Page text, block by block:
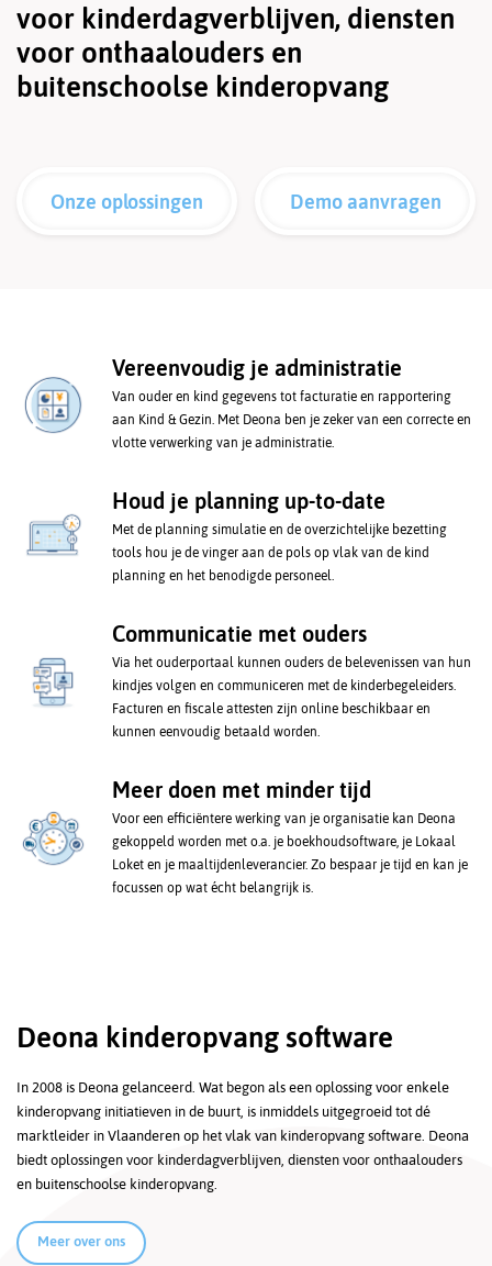
voor kinderdagverblijven, diensten
voor onthaalouders en
buitenschoolse kinderopvang
Onze oplossingen Demo aanvragen
Vereenvoudig je administratie
Van ouder en kind gegevens tot facturatie en rapportering
aan Kind & Gezin. Met Deona ben je zeker van een correcte en
vlotte verwerking van je administratie.
Houd je planning up-to-date
Met de planning simulatie en de overzichtelijke bezetting
tools hou je de vinger aan de pols op vlak van de kind
planning en het benodigde personeel.
Communicatie met ouders
Via het ouderportaal kunnen ouders de belevenissen van hun
kindjes volgen en communiceren met de kinderbegeleiders.
Facturen en fiscale attesten zijn online beschikbaar en
kunnen eenvoudig betaald worden.
Meer doen met minder tijd
Voor een efficiëntere werking van je organisatie kan Deona
gekoppeld worden met o.a. je boekhoudsoftware, je Lokaal
Loket en je maaltijdenleverancier. Zo bespaar je tijd en kan je
focussen op wat écht belangrijk is.
Deona kinderopvang software
In 2008 is Deona gelanceerd. Wat begon als een oplossing voor enkele
kinderopvang initiatieven in de buurt, is inmiddels uitgegroeid tot dé
marktleider in Vlaanderen op het vlak van kinderopvang software. Deona
biedt oplossingen voor kinderdagverblijven, diensten voor onthaalouders
en buitenschoolse kinderopvang.
Meer over ons